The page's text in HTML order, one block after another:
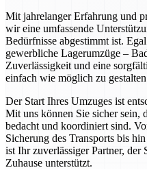
Mit jahrelanger Erfahrung und
wir eine umfassende
Bedürfnisse abgestimmt ist.
gewerbliche Lagerumzüge –
Zuverlässigkeit und eine
einfach wie möglich zu
Der Start Ihres Umzuges ist
Mit uns können Sie sicher sein,
bedacht und koordiniert sind.
Sicherung des Transports bis
ist Ihr zuverlässiger Partner, der
Zuhause unterstützt.